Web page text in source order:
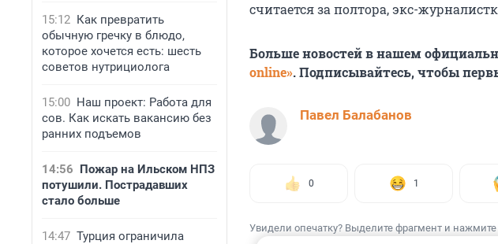
15:12 Как превратить
обычную гречку в блюдо,
которое хочется есть: шесть
советов нутрициолога
15:00 Наш проект: Работа для
сов. Как искать вакансию без
ранних подъемов
14:56 Пожар на Ильском НПЗ
потушили. Пострадавших
стало больше
14:47 Турция ограничила
считается за полтора, экс-
Больше новостей в нашем
online». Подписывайтесь, чтобы
Павел Балабанов
0 1
Увидели опечатку? Выделите фрагмент и нажмите